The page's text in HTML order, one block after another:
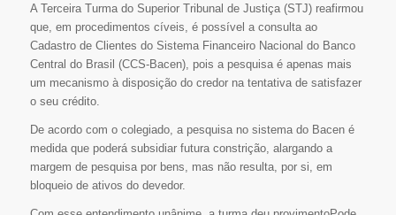
A Terceira Turma do Superior Tribunal de Justiça (STJ) reafirmou
que, em procedimentos cíveis, é possível a consulta ao
Cadastro de Clientes do Sistema Financeiro Nacional do Banco
Central do Brasil (CCS-Bacen), pois a pesquisa é apenas mais
um mecanismo à disposição do credor na tentativa de satisfazer
o seu crédito.
De acordo com o colegiado, a pesquisa no sistema do Bacen é
medida que poderá subsidiar futura constrição, alargando a
margem de pesquisa por bens, mas não resulta, por si, em
bloqueio de ativos do devedor.